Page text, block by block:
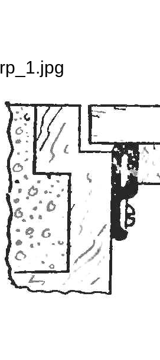
rp_1.jpg